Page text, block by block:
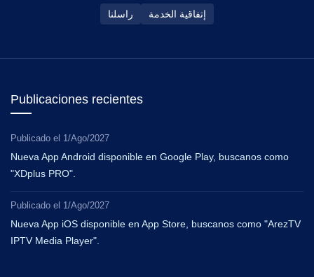
راسلنا إتفاقية الخدمة
Publicaciones recientes
Publicado el 1/Ago/2027
Nueva App Android disponible en Google Play, buscanos como
"XDplus PRO".
Publicado el 1/Ago/2027
Nueva App iOS disponible en App Store, buscanos como "ArezTV
IPTV Media Player".